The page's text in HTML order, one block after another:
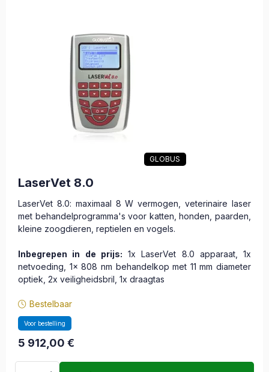
GLOBUS
LaserVet 8.0
LaserVet 8.0: maximaal 8 W vermogen, veterinaire laser
met behandelprogramma's voor katten, honden, paarden,
kleine zoogdieren, reptielen en vogels.
Inbegrepen in de prijs: 1x LaserVet 8.0 apparaat, 1x
netvoeding, 1x 808 nm behandelkop met 11 mm diameter
optiek, 2x veiligheidsbril, 1x draagtas
Bestelbaar
Voor bestelling
5 912,00 €